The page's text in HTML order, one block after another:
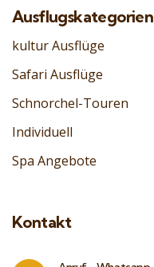
Ausflugskategorien
kultur Ausflüge
Safari Ausflüge
Schnorchel-Touren
Individuell
Spa Angebote
Kontakt